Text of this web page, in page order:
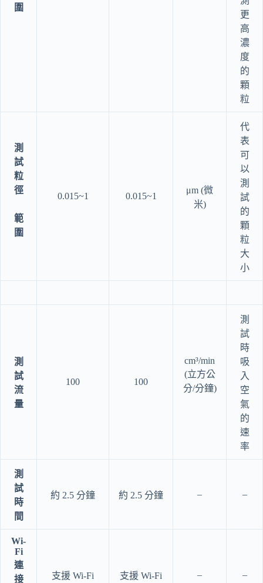
圍
更
高
濃
度
的
顆
粒
測
試
粒
徑
範
圍
0.015~1 0.015~1
μm (微
米)
代
表
可
以
測
試
的
顆
粒
大
小
測
試
流
量
100 100
cm³/min
(立方公
分/分鐘)
測
試
時
吸
入
空
氣
的
速
率
測
試
時
間
約 2.5 分鐘 約 2.5 分鐘 – –
Wi-
Fi
連
接
支援 Wi-Fi 支援 Wi-Fi – –